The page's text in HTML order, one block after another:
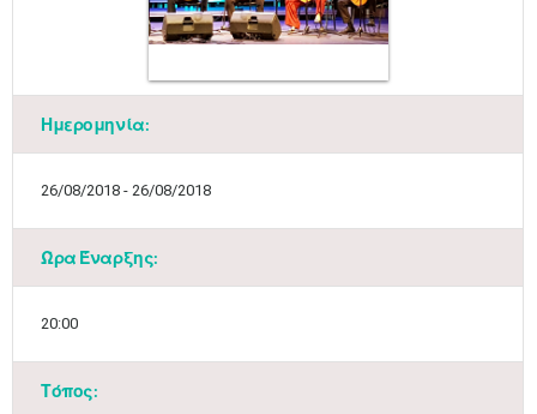
Ημερομηνία:
26/08/2018 - 26/08/2018
Ώρα Έναρξης:
20:00
Τόπος: